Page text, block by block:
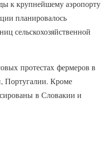
к крупнейшему аэропорту
планировалось
сельскохозяйственной
протестах фермеров в
Португалии. Кроме
в Словакии и